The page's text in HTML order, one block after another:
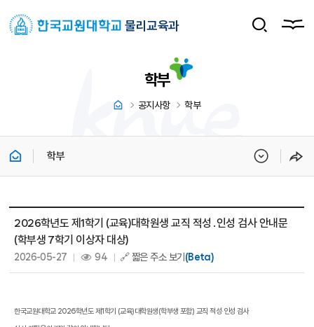
물리교육과
학부
공지사항 학부
학부
2026학년도 제1학기 (교육)대학원생 교직 적성․인성 검사 안내문
(학부생 7학기 이상자 대상)
2026-05-27 94 🔗 짧은 주소 보기(Beta)
한국교원대학교 2026학년도 제1학기 (교육)대학원생(학부생 포함) 교직 적성·인성 검사